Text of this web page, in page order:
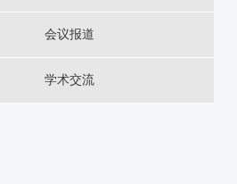
会议报道
学术交流